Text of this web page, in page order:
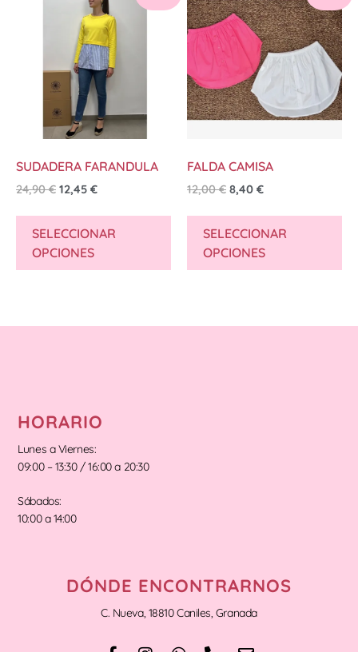
SUDADERA FARANDULA
24,90€ 12,45 €
SELECCIONAR
OPCIONES
FALDA CAMISA
12,00€ 8,40 €
SELECCIONAR
OPCIONES
HORARIO
Lunes a Viernes:
09:00 – 13:30 / 16:00 a 20:30
Sábados:
10:00 a 14:00
DÓNDE ENCONTRARNOS
C. Nueva, 18810 Caniles, Granada